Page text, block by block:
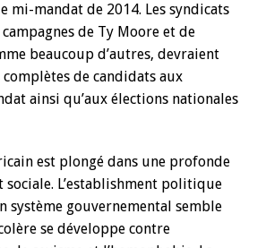
mi-mandat de 2014. Les syndicats
de Ty Moore et de
beaucoup d’autres, devraient
de candidats aux
ainsi qu’aux élections nationales
est plongé dans une profonde
sociale. L’establishment politique
système gouvernemental semble
se développe contre